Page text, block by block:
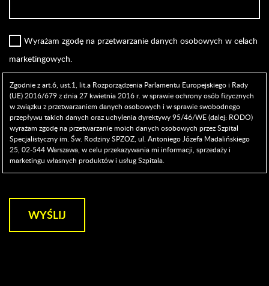
Wyrażam zgodę na przetwarzanie danych osobowych w celach
marketingowych.
Zgodnie z art.6, ust.1, lit.a Rozporządzenia Parlamentu Europejskiego i Rady
(UE) 2016/679 z dnia 27 kwietnia 2016 r. w sprawie ochrony osób fizycznych
w związku z przetwarzaniem danych osobowych i w sprawie swobodnego
przepływu takich danych oraz uchylenia dyrektywy 95/46/WE (dalej: RODO)
wyrażam zgodę na przetwarzanie moich danych osobowych przez Szpital
Specjalistyczny im. Św. Rodziny SPZOZ, ul. Antoniego Józefa Madalińskiego
25, 02-544 Warszawa, w celu przekazywania mi informacji, sprzedaży i
marketingu własnych produktów i usług Szpitala.